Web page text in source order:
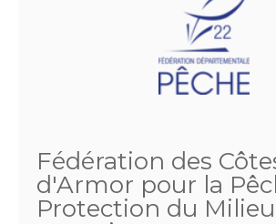
Fédération des
d'Armor pour la
Protection du Milieu